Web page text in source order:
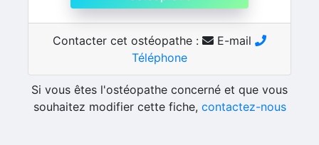
Contacter cet ostéopathe :
E-mail
Téléphone
Si vous êtes l'ostéopathe concerné et que vous
souhaitez modifier cette fiche, contactez-nous